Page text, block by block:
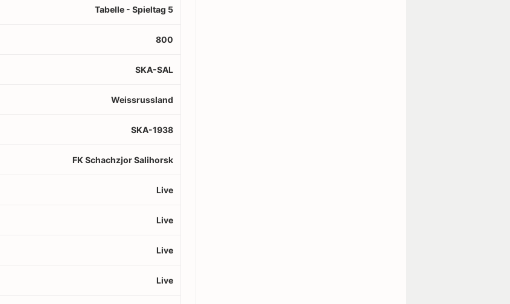
Tabelle - Spieltag 5
800
SKA-SAL
Weissrussland
SKA-1938
FK Schachzjor Salihorsk
Live
Live
Live
Live